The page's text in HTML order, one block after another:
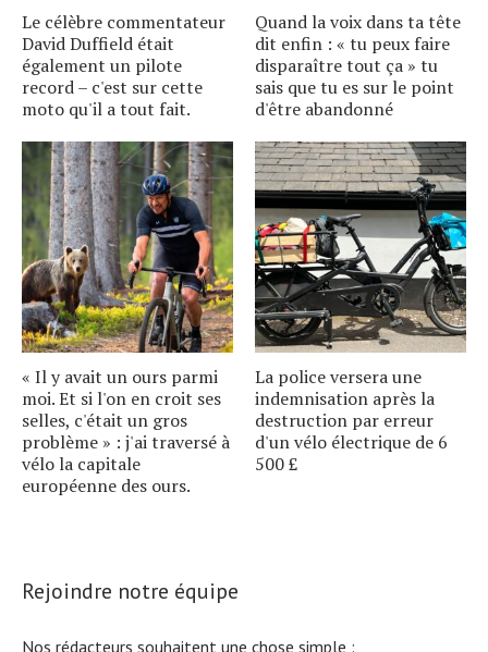
Le célèbre commentateur
David Duffield était
également un pilote
record – c'est sur cette
moto qu'il a tout fait.
Quand la voix dans ta tête
dit enfin : « tu peux faire
disparaître tout ça » tu
sais que tu es sur le point
d'être abandonné
« Il y avait un ours parmi
moi. Et si l'on en croit ses
selles, c'était un gros
problème » : j'ai traversé à
vélo la capitale
européenne des ours.
La police versera une
indemnisation après la
destruction par erreur
d'un vélo électrique de 6
500 £
Rejoindre notre équipe
Nos rédacteurs souhaitent une chose simple :